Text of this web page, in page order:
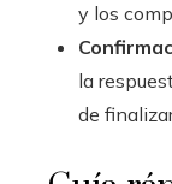
y los
la
de